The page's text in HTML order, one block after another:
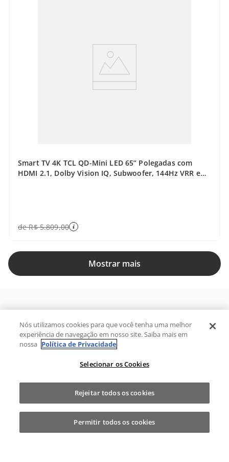
Smart TV 4K TCL QD-Mini LED 65” Polegadas com
HDMI 2.1, Dolby Vision IQ, Subwoofer, 144Hz VRR e
deR$ 5.809,00
Mostrar mais
Portal de privacidade
Atendimento Fast Shop
FORMAS DE PAGAMENTO
SELOS DE QUALIDADE
Nós utilizamos cookies para que você tenha uma melhor
experiência de navegação em nosso site. Saiba mais em
nossa Política de Privacidade
Selecionar os Cookies
Rejeitar todos os cookies
Permitir todos os cookies